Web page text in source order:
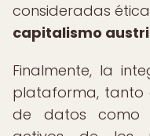
consideradas
capitalismo
Finalmente, la
plataforma, tanto
de datos como